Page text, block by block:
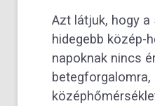
Azt látjuk, hogy a
hidegebb közép-
napoknak nincs
betegforgalomra,